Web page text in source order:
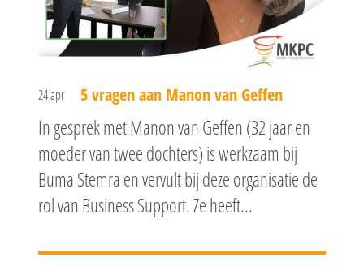
24 apr 5 vragen aan Manon van Geffen
In gesprek met Manon van Geffen (32 jaar en
moeder van twee dochters) is werkzaam bij
Buma Stemra en vervult bij deze organisatie de
rol van Business Support. Ze heeft...
Examen en
Lean
Lean Green Belt
Klassikale
Lean Six Sigma
E-learning
Lean Six Sigma
Belt opleiding
Six Sigma Green
Belt-2-Black Belt
Leidinggeven aan
Leidinggeven aan
Master Black Belt
Effectief beïnvloeden
Effectief
gedrag
Ondersteunende
vaardigheden
Faciliteren
Praktijkgericht
Workshops